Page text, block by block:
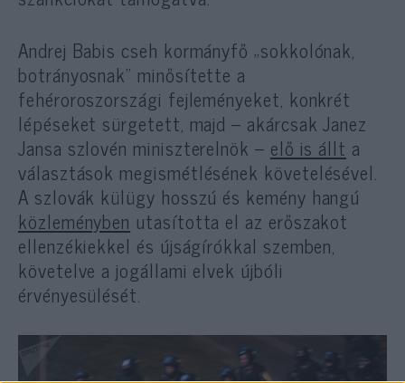
Andrej Babis cseh kormányfő „sokkolónak,
botrányosnak” minősítette a
fehéroroszországi fejleményeket, konkrét
lépéseket sürgetett, majd – akárcsak Janez
Jansa szlovén miniszterelnök – elő is állt a
választások megismétlésének követelésével.
A szlovák külügy hosszú és kemény hangú
közleményben utasította el az erőszakot
ellenzékiekkel és újságírókkal szemben,
követelve a jogállami elvek újbóli
érvényesülését.